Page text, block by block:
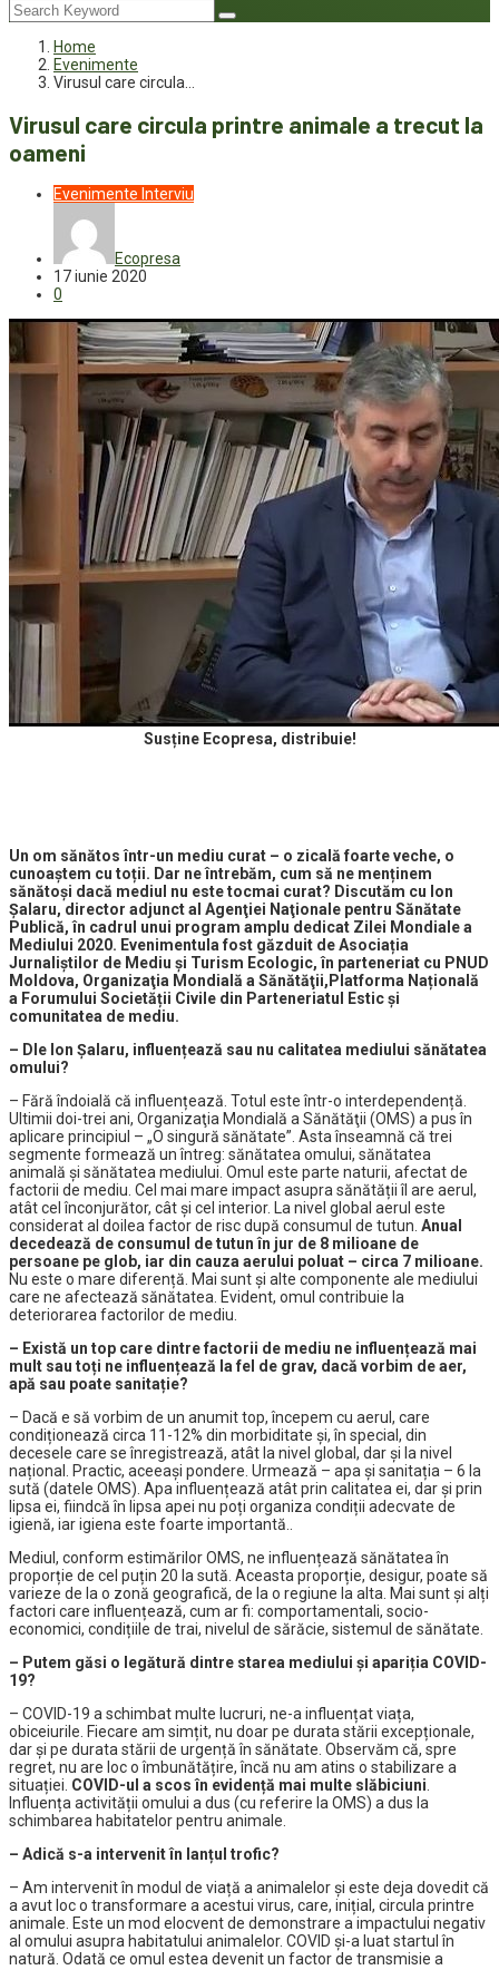
Home
Evenimente
Virusul care circula…
Virusul care circula printre animale a trecut la
oameni
Evenimente Interviu
Ecopresa
17 iunie 2020
0
Susține Ecopresa, distribuie!
Un om sănătos într-un mediu curat – o zicală foarte veche, o
cunoaștem cu toții. Dar ne întrebăm, cum să ne menținem
sănătoși dacă mediul nu este tocmai curat? Discutăm cu Ion
Şalaru, director adjunct al Agenţiei Naţionale pentru Sănătate
Publică, în cadrul unui program amplu dedicat Zilei Mondiale a
Mediului 2020. Evenimentula fost găzduit de Asociația
Jurnaliștilor de Mediu și Turism Ecologic, în parteneriat cu PNUD
Moldova, Organizaţia Mondială a Sănătăţii,Platforma Națională
a Forumului Societății Civile din Parteneriatul Estic și
comunitatea de mediu.
– Dle Ion Șalaru, influențează sau nu calitatea mediului sănătatea
omului?
– Fără îndoială că influențează. Totul este într-o interdependență.
Ultimii doi-trei ani, Organizaţia Mondială a Sănătăţii (OMS) a pus în
aplicare principiul – „O singură sănătate”. Asta înseamnă că trei
segmente formează un întreg: sănătatea omului, sănătatea
animală și sănătatea mediului. Omul este parte naturii, afectat de
factorii de mediu. Cel mai mare impact asupra sănătății îl are aerul,
atât cel înconjurător, cât și cel interior. La nivel global aerul este
considerat al doilea factor de risc după consumul de tutun. Anual
decedează de consumul de tutun în jur de 8 milioane de
persoane pe glob, iar din cauza aerului poluat – circa 7 milioane.
Nu este o mare diferență. Mai sunt și alte componente ale mediului
care ne afectează sănătatea. Evident, omul contribuie la
deteriorarea factorilor de mediu.
– Există un top care dintre factorii de mediu ne influențează mai
mult sau toți ne influențează la fel de grav, dacă vorbim de aer,
apă sau poate sanitație?
– Dacă e să vorbim de un anumit top, începem cu aerul, care
condiționează circa 11-12% din morbiditate și, în special, din
decesele care se înregistrează, atât la nivel global, dar și la nivel
național. Practic, aceeași pondere. Urmează – apa și sanitația – 6 la
sută (datele OMS). Apa influențează atât prin calitatea ei, dar și prin
lipsa ei, fiindcă în lipsa apei nu poți organiza condiții adecvate de
igienă, iar igiena este foarte importantă..
Mediul, conform estimărilor OMS, ne influențează sănătatea în
proporție de cel puțin 20 la sută. Aceasta proporție, desigur, poate să
varieze de la o zonă geografică, de la o regiune la alta. Mai sunt și alți
factori care influențează, cum ar fi: comportamentali, socio-
economici, condițiile de trai, nivelul de sărăcie, sistemul de sănătate.
– Putem găsi o legătură dintre starea mediului și apariția COVID-
19?
– COVID-19 a schimbat multe lucruri, ne-a influențat viața,
obiceiurile. Fiecare am simțit, nu doar pe durata stării excepționale,
dar și pe durata stării de urgență în sănătate. Observăm că, spre
regret, nu are loc o îmbunătățire, încă nu am atins o stabilizare a
situației. COVID-ul a scos în evidență mai multe slăbiciuni
Influența activității omului a dus (cu referire la OMS) a dus la
schimbarea habitatelor pentru animale.
– Adică s-a intervenit în lanțul trofic?
– Am intervenit în modul de viață a animalelor și este deja dovedit că
a avut loc o transformare a acestui virus, care, inițial, circula printre
animale. Este un mod elocvent de demonstrare a impactului negativ
al omului asupra habitatului animalelor. COVID și-a luat startul în
natură. Odată ce omul estea devenit un factor de transmisie a